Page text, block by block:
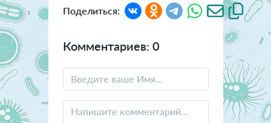
Поделиться:
Комментариев: 0